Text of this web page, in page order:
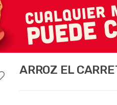
ARROZ EL